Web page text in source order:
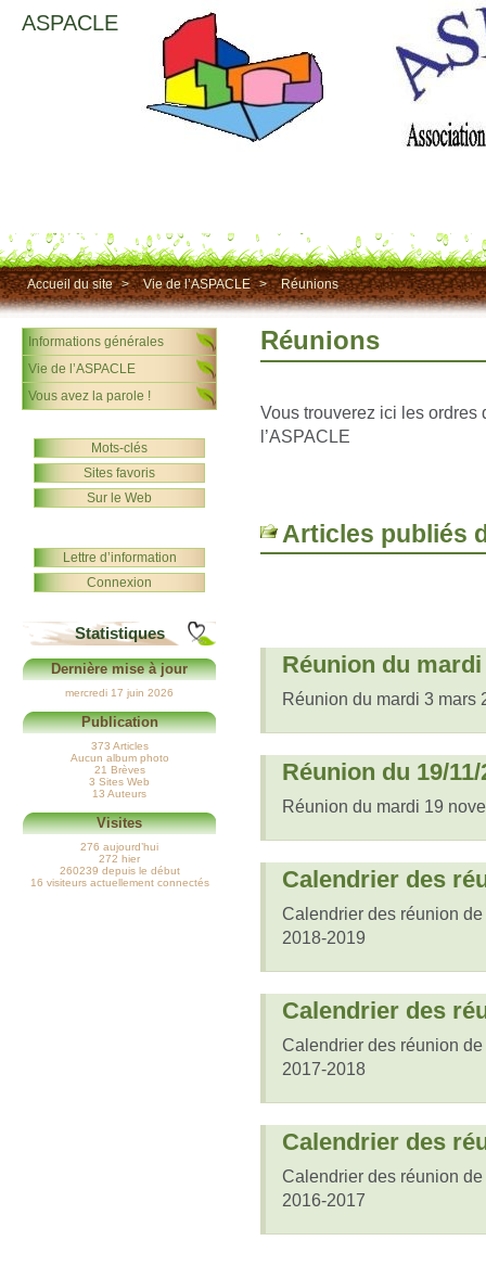
ASPACLE
Accueil du site > Vie de l’ASPACLE > Réunions
Réunions
Vous trouverez ici les ordres
l’ASPACLE
Articles publiés
Réunion du
Réunion du mardi 3 mars
Réunion du 19/11/
Réunion du mardi 19
Calendrier des
Calendrier des réunion de
2018-2019
Calendrier des
Calendrier des réunion de
2017-2018
Calendrier des
Calendrier des réunion de
2016-2017
Informations générales
Vie de l’ASPACLE
Vous avez la parole !
Mots-clés
Sites favoris
Sur le Web
Lettre d’information
Connexion
Statistiques
Dernière mise à jour
mercredi 17 juin 2026
Publication
373 Articles
Aucun album photo
21 Brèves
3 Sites Web
13 Auteurs
Visites
276 aujourd’hui
272 hier
260239 depuis le début
16 visiteurs actuellement connectés